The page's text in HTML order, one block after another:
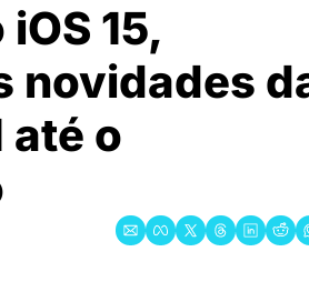
15,
novidades
até o